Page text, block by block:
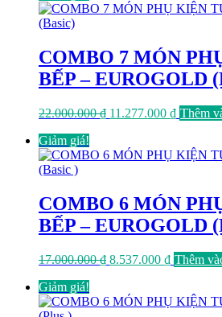
24.000.000 ₫.là:
COMBO 7 MÓN
BẾP – EUROGOLD
22.000.000₫ Giá
22.000.000 ₫.
11.277.000 ₫Giá
là:
Thêm
Giảm giá!
COMBO 6 MÓN
BẾP – EUROGOLD
17.000.000₫ Giá
17.000.000 ₫.
8.537.000 ₫Giá
là:
Thêm
Giảm giá!